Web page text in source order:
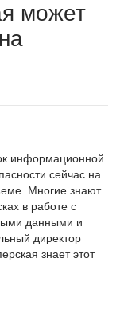
может
информационной
сейчас на
Многие знают
в работе с
данными и
директор
знает этот